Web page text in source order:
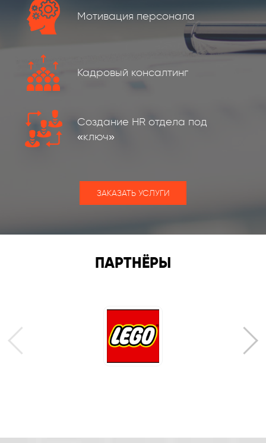
Мотивация персонала
Кадровый консалтинг
Создание HR отдела под
«ключ»
ЗАКАЗАТЬ УСЛУГИ
ПАРТНЁРЫ